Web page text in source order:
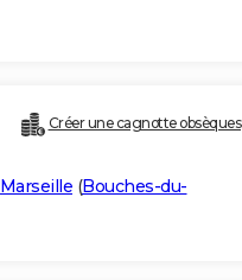
Créer une cagnotte obsèques
Marseille (Bouches-du-